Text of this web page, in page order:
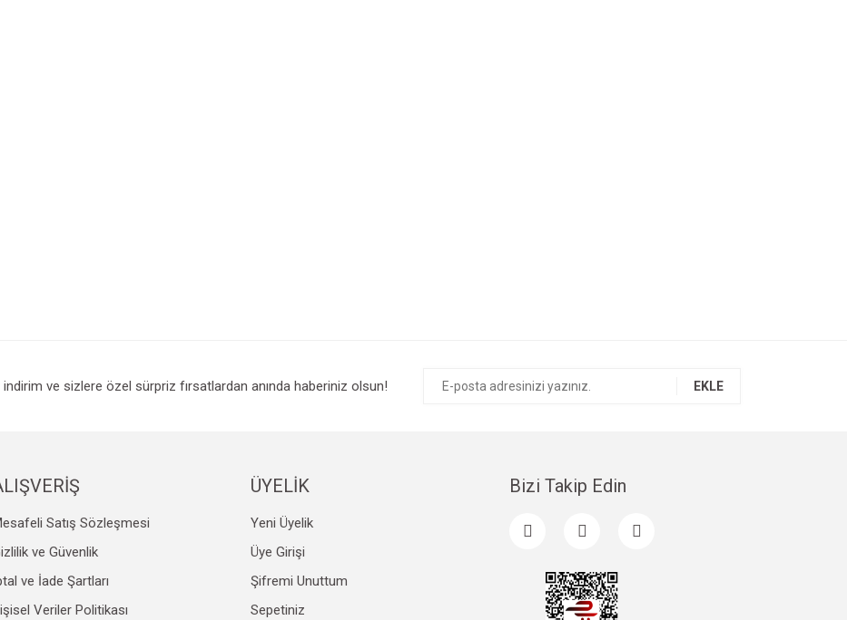
ve sizlere özel sürpriz fırsatlardan anında haberiniz olsun! EKLE
Satış Sözleşmesi
ve Güvenlik
ve İade Şartları
Veriler Politikası
ÜYELİK
Yeni Üyelik
Üye Girişi
Şifremi Unuttum
Sepetiniz
Bizi Takip Edin